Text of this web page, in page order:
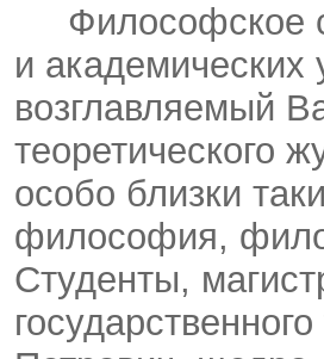
Философское
и академических
возглавляемый
теоретического
особо близки
философия,
Студенты,